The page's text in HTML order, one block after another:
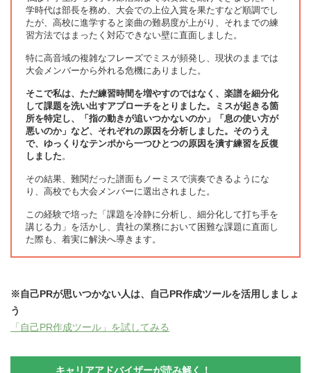
学時代は部長を務め、大会での上位入賞を果たすなど順調でし
たが、高校に進学すると楽曲の難易度が上がり、それまでの練
習方法ではまったく対応できない壁に直面しました。
特に高音域の複雑なフレーズでミスが頻発し、現状のままでは
大会メンバーから外れる危機にありました。
そこで私は、ただ練習時間を増やすのではなく、楽譜を細分化
して課題を洗い出すアプローチをとりました。ミスが起きる箇
所を特定し、「指の動きが追いつかないのか」「息の使い方が
悪いのか」など、それぞれの原因を分析しました。そのうえ
で、ゆっくりなテンポから一つひとつの原因を潰す練習を反復
しました。
その結果、難関だった譜面もノーミスで演奏できるようにな
り、高校でも大会メンバーに選出されました。
この経験で培った「課題を冷静に分析し、細分化して打ち手を
講じる力」を活かし、貴社の業務において困難な課題に直面し
た際も、着実に解決へ導きます。
※自己PRが思いつかない人は、自己PR作成ツールを活用しましょ
う
「自己PR作成ツール」を試してみる
キャリアアドバイザーが読み解く！